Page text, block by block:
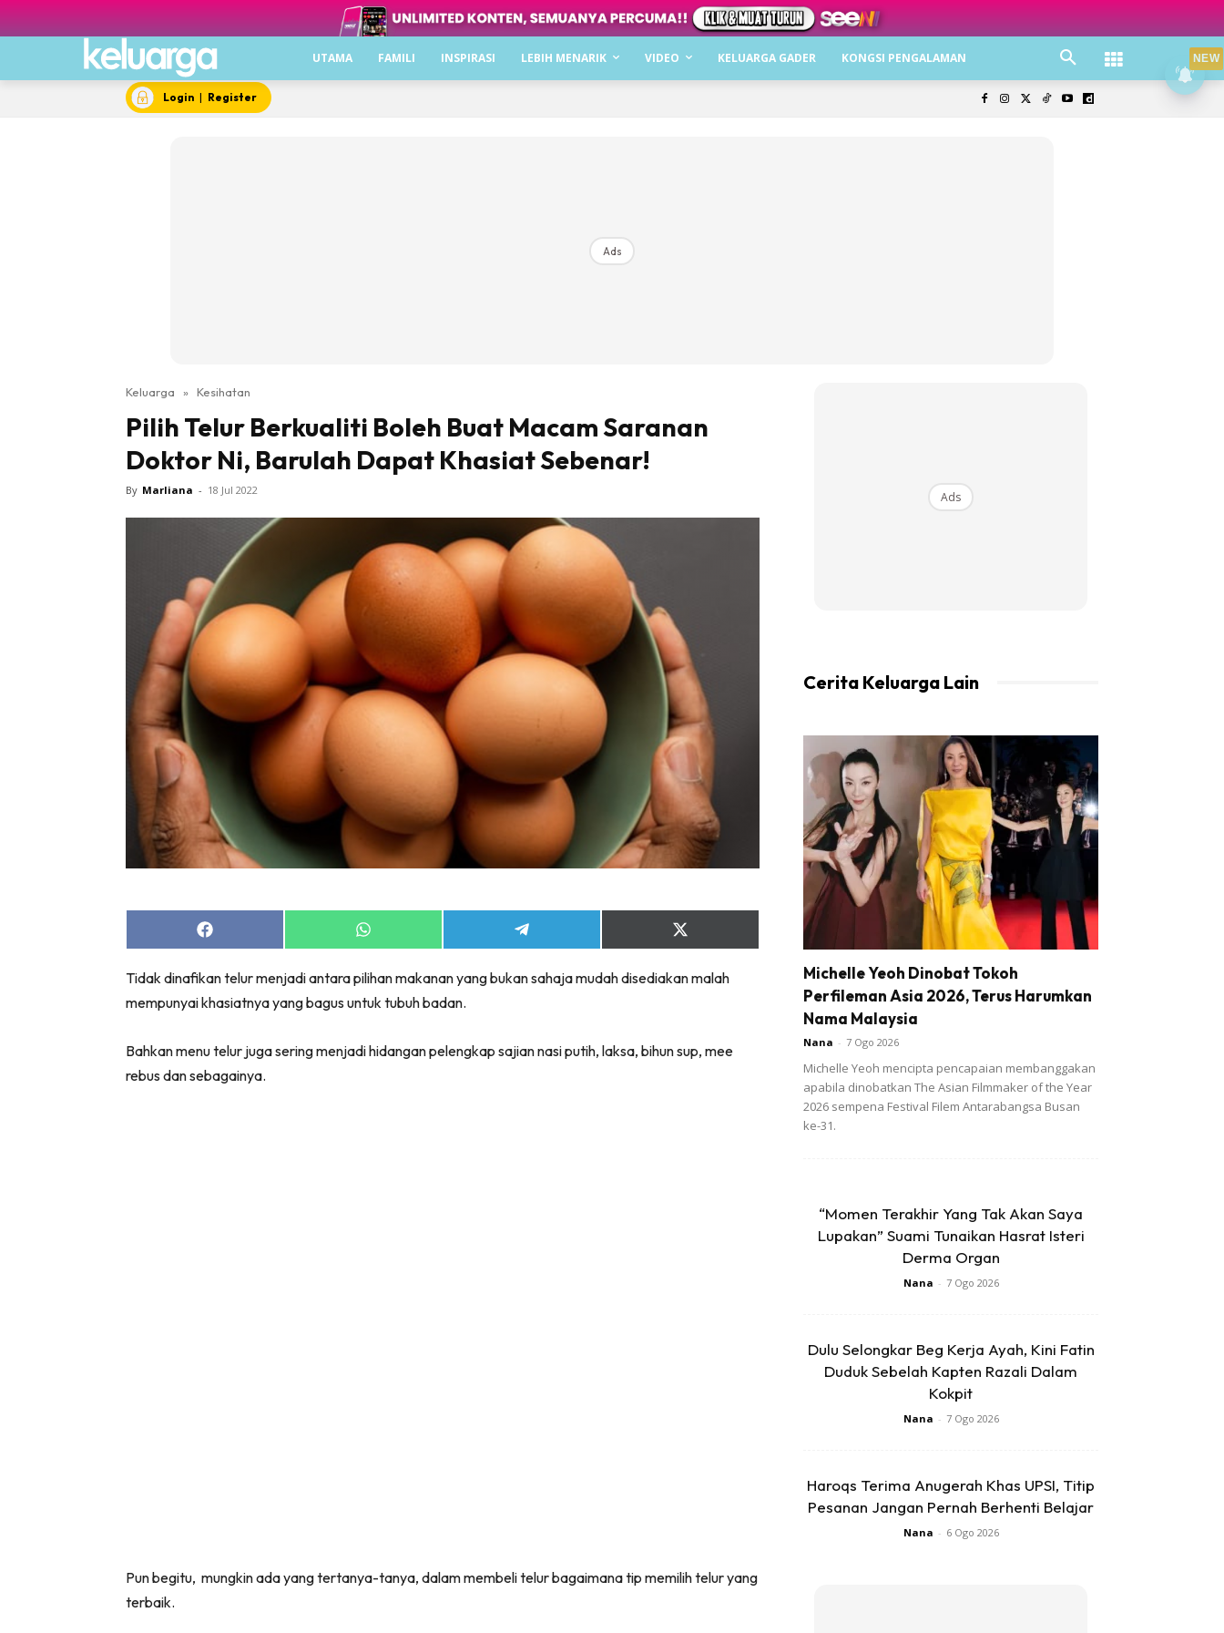
UTAMA FAMILI INSPIRASI LEBIH MENARIK VIDEO KELUARGA GADER KONGSI PENGALAMAN
Login | Register
Ads
Keluarga » Kesihatan
Pilih Telur Berkualiti Boleh Buat Macam Saranan
Doktor Ni, Barulah Dapat Khasiat Sebenar!
By Marliana - 18 Jul 2022
Share
on
Share
on
Share
on
Share
on
(Twitter)
Tidak dinafikan telur menjadi antara pilihan makanan yang bukan sahaja mudah disediakan malah
mempunyai khasiatnya yang bagus untuk tubuh badan.
Bahkan menu telur juga sering menjadi hidangan pelengkap sajian nasi putih, laksa, bihun sup, mee
rebus dan sebagainya.
Pun begitu, mungkin ada yang tertanya-tanya, dalam membeli telur bagaimana tip memilih telur yang
terbaik.
Ads
Cerita Keluarga Lain
Michelle Yeoh Dinobat Tokoh
Perfileman Asia 2026, Terus Harumkan
Nama Malaysia
Nana - 7 Ogo 2026
Michelle Yeoh mencipta pencapaian membanggakan
apabila dinobatkan The Asian Filmmaker of the Year
2026 sempena Festival Filem Antarabangsa Busan
ke-31.
“Momen Terakhir Yang Tak Akan Saya
Lupakan” Suami Tunaikan Hasrat Isteri
Derma Organ
Nana - 7 Ogo 2026
Dulu Selongkar Beg Kerja Ayah, Kini Fatin
Duduk Sebelah Kapten Razali Dalam
Kokpit
Nana - 7 Ogo 2026
Haroqs Terima Anugerah Khas UPSI, Titip
Pesanan Jangan Pernah Berhenti Belajar
Nana - 6 Ogo 2026
NEW